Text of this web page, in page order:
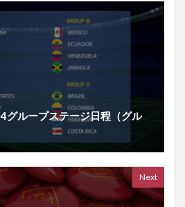
グループステージ日程（グル
Next